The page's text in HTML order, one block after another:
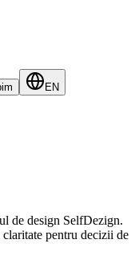
EN
de design SelfDezign.
pentru decizii de